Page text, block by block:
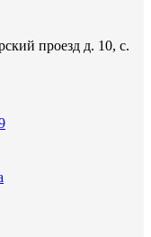
проезд д. 10, с.